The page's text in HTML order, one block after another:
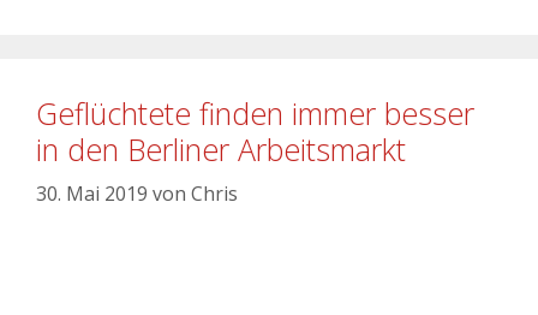
Geflüchtete finden immer besser
in den Berliner Arbeitsmarkt
30. Mai 2019 von Chris